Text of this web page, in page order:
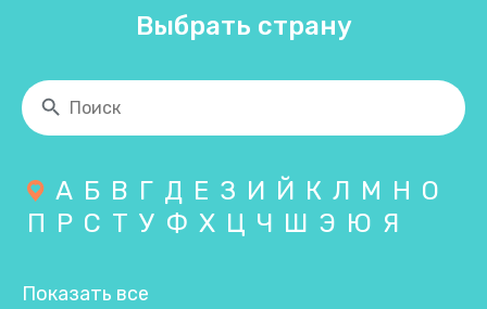
Выбрать страну
А Б В Г Д Е З И Й К Л М Н О
П Р С Т У Ф Х Ц Ч Ш Э Ю Я
Показать все